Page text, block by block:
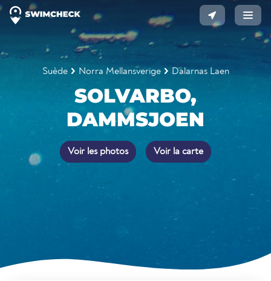
Suède Norra Mellansverige Dalarnas Laen
SOLVARBO,
DAMMSJOEN
Voir les photos Voir la carte